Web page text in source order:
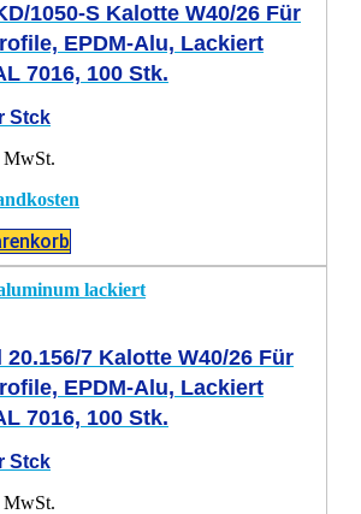
1050-S Kalotte W40/26 Für
EPDM-Alu, Lackiert
7016, 100 Stk.
Stck
MwSt.
20.156/7 Kalotte W40/26 Für
EPDM-Alu, Lackiert
7016, 100 Stk.
Stck
MwSt.